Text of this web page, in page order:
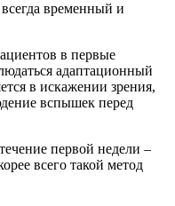
временный и
в первые
адаптационный
в искажении зрения,
вспышек перед
первой недели –
всего такой метод